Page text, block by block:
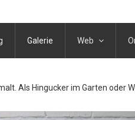
Galerie Web
Als Hingucker im Garten oder